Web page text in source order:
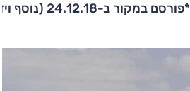
*פורסם במקור ב-24.12.18 (נוסף וידאו)